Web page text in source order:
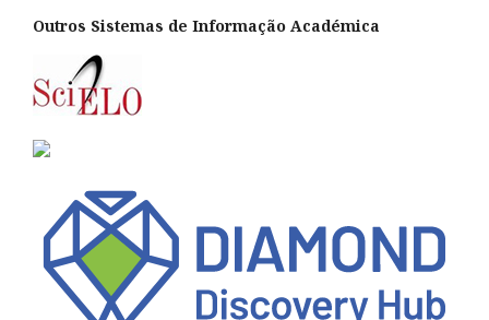
Outros Sistemas de Informação Académica